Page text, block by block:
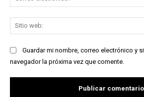
Guardar mi nombre, correo electrónico y
navegador la próxima vez que comente.